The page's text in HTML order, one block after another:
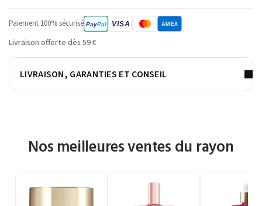
Paiement 100% sécurisé PayPal VISA AMEX
Livraison offerte dès 59 €
LIVRAISON, GARANTIES ET CONSEIL
Nos meilleures ventes du rayon